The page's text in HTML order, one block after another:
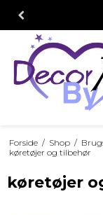
Forside / Shop /
køretøjer og tilbehør
køretøjer